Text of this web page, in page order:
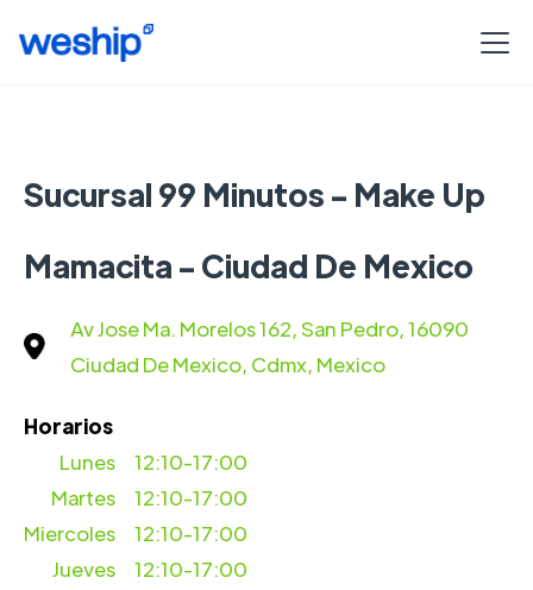
Sucursal 99 Minutos - Make Up
Mamacita - Ciudad De Mexico
Av Jose Ma. Morelos 162, San Pedro, 16090
Ciudad De Mexico, Cdmx, Mexico
Horarios
12:10-17:00
Martes
Miercoles
Lunes
12:10-17:00
12:10-17:00
Jueves
12:10-17:00